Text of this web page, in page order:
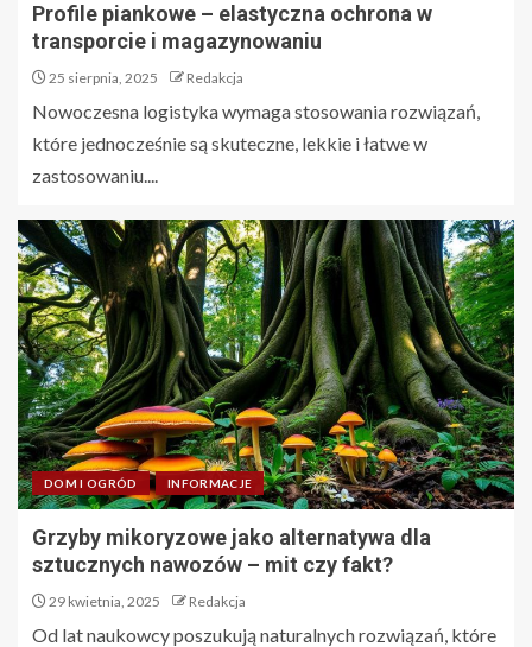
Profile piankowe – elastyczna ochrona w
transporcie i magazynowaniu
25 sierpnia, 2025 Redakcja
Nowoczesna logistyka wymaga stosowania rozwiązań,
które jednocześnie są skuteczne, lekkie i łatwe w
zastosowaniu....
DOM I OGRÓD INFORMACJE
Grzyby mikoryzowe jako alternatywa dla
sztucznych nawozów – mit czy fakt?
29 kwietnia, 2025 Redakcja
Od lat naukowcy poszukują naturalnych rozwiązań, które